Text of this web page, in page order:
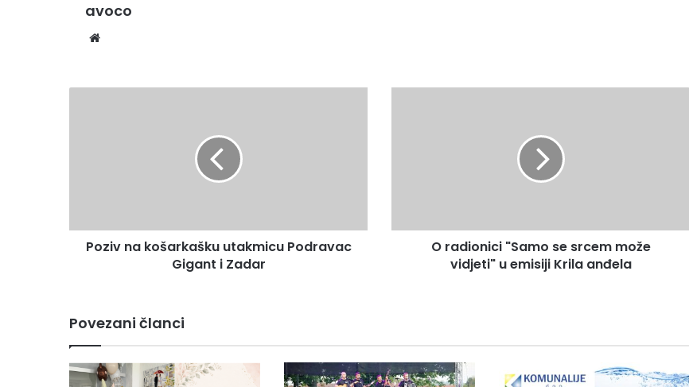
avoco
Poziv na košarkašku utakmicu Podravac
Gigant i Zadar
O radionici "Samo se srcem može
vidjeti" u emisiji Krila anđela
Povezani članci